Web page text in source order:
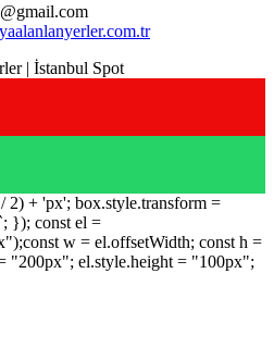
| İstanbul Spot
2) + 'px'; box.style.transform =
}); const el =
w = el.offsetWidth; const h =
"200px"; el.style.height = "100px";